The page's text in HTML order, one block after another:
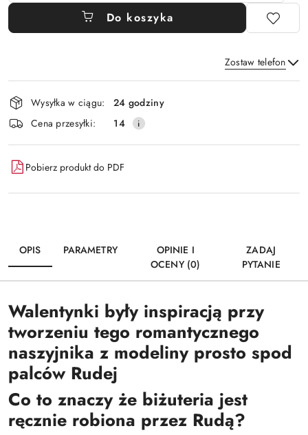
Do koszyka
Zostaw telefon
Wyślij
Dostępność
i
dostawa
Wysyłka w ciągu:
24 godziny
Cena przesyłki:
14
Pobierz produkt do PDF
OPIS PARAMETRY
OPINIE I
OCENY (0)
ZADAJ
PYTANIE
Walentynki były inspiracją przy
tworzeniu tego romantycznego
naszyjnika z modeliny prosto spod
palców Rudej
Co to znaczy że biżuteria jest
ręcznie robiona przez Rudą?